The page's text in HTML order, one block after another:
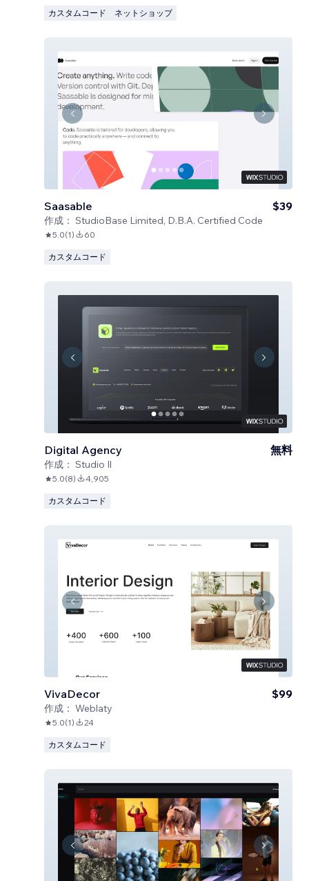
カスタムコード ネットショップ
Saasable
作成： StudioBase Limited, D.B.A. Certified Code
$39
5.0(1) 60
カスタムコード
Digital Agency
作成： Studio Il
無料
5.0(8) 4,905
カスタムコード
VivaDecor
作成： Weblaty
$99
5.0(1) 24
カスタムコード